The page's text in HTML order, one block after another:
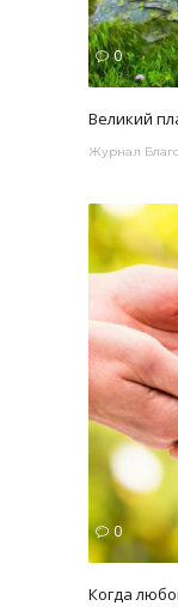
0
Великий
Журнал
0
Когда